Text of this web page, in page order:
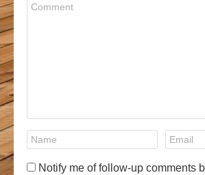
Notify me of follow-up comments